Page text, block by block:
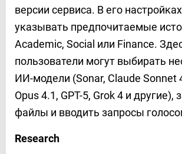
версии сервиса. В его
указывать предпочитаемые
Academic, Social или Finance.
пользователи могут выбирать
ИИ-модели (Sonar, Claude Sonnet
Opus 4.1, GPT-5, Grok 4 и другие),
файлы и вводить запросы
Research